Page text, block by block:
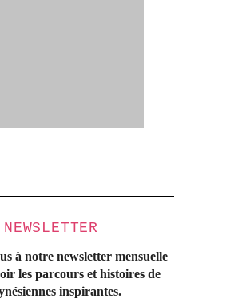
NEWSLETTER
à notre newsletter mensuelle
les parcours et histoires de
inspirantes.